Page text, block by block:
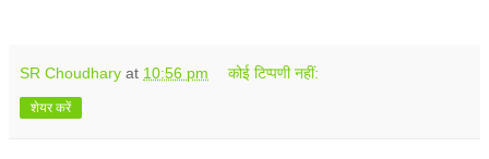
SR Choudhary at 10:56 pm कोई टिप्पणी नहीं:
शेयर करें